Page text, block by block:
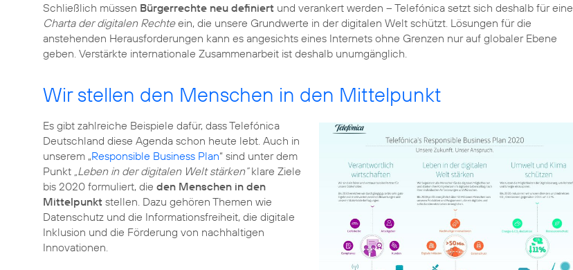
Schließlich müssen Bürgerrechte neu definiert und verankert werden – Telefónica setzt sich deshalb für eine
Charta der digitalen Rechteein, die unsere Grundwerte in der digitalen Welt schützt. Lösungen für die
anstehenden Herausforderungen kann es angesichts eines Internets ohne Grenzen nur auf globaler Ebene
geben. Verstärkte internationale Zusammenarbeit ist deshalb unumgänglich.
Wir stellen den Menschen in den Mittelpunkt
Es gibt zahlreiche Beispiele dafür, dass Telefónica
Deutschland diese Agenda schon heute lebt. Auch in
unserem „Responsible Business Plan“ sind unter dem
Punkt „Leben in der digitalen Welt stärken“klare Ziele
bis 2020 formuliert, die den Menschen in den
Mittelpunkt stellen. Dazu gehören Themen wie
Datenschutz und die Informationsfreiheit, die digitale
Inklusion und die Förderung von nachhaltigen
Innovationen.